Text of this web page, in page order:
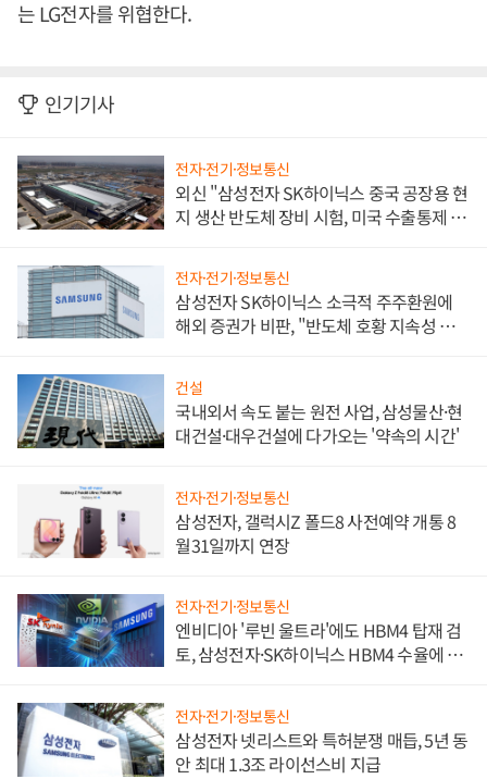
는 LG전자를 위협한다.
인기기사
전자·전기·정보통신
외신 "삼성전자 SK하이닉스 중국 공장용 현
지 생산 반도체 장비 시험, 미국 수출통제 대
전자·전기·정보통신
삼성전자 SK하이닉스 소극적 주주환원에
해외 증권가 비판, "반도체 호황 지속성 의
건설
국내외서 속도 붙는 원전 사업, 삼성물산·현
대건설·대우건설에 다가오는 '약속의 시간'
전자·전기·정보통신
삼성전자, 갤럭시Z 폴드8 사전예약 개통 8
월31일까지 연장
전자·전기·정보통신
엔비디아 '루빈 울트라'에도 HBM4 탑재 검
토, 삼성전자·SK하이닉스 HBM4 수율에 주
전자·전기·정보통신
삼성전자 넷리스트와 특허분쟁 매듭, 5년 동
안 최대 1.3조 라이선스비 지급